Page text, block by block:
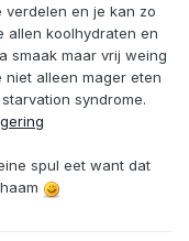
verdelen en je kan zo
allen koolhydraten en
smaak maar vrij weing
niet alleen mager eten
syndrome.
spul eet want dat